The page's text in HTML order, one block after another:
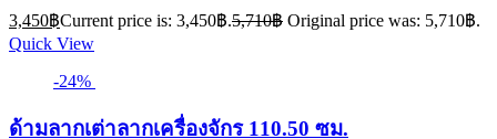
3,450฿Current price is: 3,450฿.5,710฿ Original price was: 5,710฿.
Quick View
-24%
ด้ามลากเต่าลากเครื่องจักร 110.50 ซม.